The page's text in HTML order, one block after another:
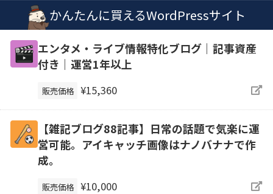
かんたんに買えるWordPressサイト
エンタメ・ライブ情報特化ブログ｜記事資産
付き｜運営1年以上
販売価格 ¥15,360
【雑記ブログ88記事】日常の話題で気楽に運
営可能。アイキャッチ画像はナノバナナで作
成。
販売価格 ¥10,000